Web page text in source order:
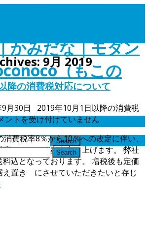
かみだな｜モダン
（もこの
9月 2019
降の消費税対応について
月30日
2019年10月1日以降の消費税
ントを受け付けていません
消費税率8％から10％への改定に伴い、
についてご案内申し上げます。 弊社
込となっております。 増税後も定価
え置き にさせていただきたいと存じ